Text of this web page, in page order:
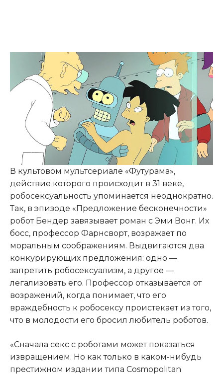
В культовом мультсериале «Футурама»,
действие которого происходит в 31 веке,
робосексуальность упоминается неоднократно.
Так, в эпизоде «Предложение бесконечности»
робот Бендер завязывает роман с Эми Вонг. Их
босс, профессор Фарнсворт, возражает по
моральным соображениям. Выдвигаются два
конкурирующих предложения: одно —
запретить робосексуализм, а другое —
легализовать его. Профессор отказывается от
возражений, когда понимает, что его
враждебность к робосексу проистекает из того,
что в молодости его бросил любитель роботов.
«Сначала секс с роботами может показаться
извращением. Но как только в каком-нибудь
престижном издании типа Cosmopolitan